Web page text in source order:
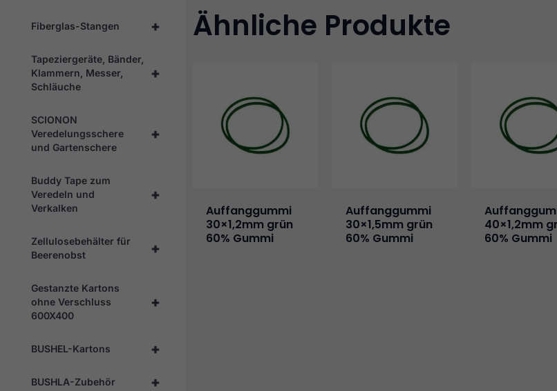
+
Fiberglas-Stangen
+
Tapeziergeräte, Bänder,
Klammern, Messer,
Schläuche
+
SCIONON
Veredelungsschere
und Gartenschere
+
Buddy Tape zum
Veredeln und
Verkalken
+
Zellulosebehälter für
Beerenobst
+
Gestanzte Kartons
ohne Verschluss
600X400
+
BUSHEL-Kartons
+
BUSHLA-Zubehör
Ähnliche Produkte
Auffanggummi
30×1,2mm grün
60% Gummi
Auffanggummi
30×1,5mm grün
60% Gummi
40×1,2mm
60% Gummi